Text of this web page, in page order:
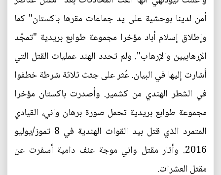
أمن لدينا بوحشية على يد جماعات مقرها باكستان" كما
وإطلاق إسلام أباد مؤخرا مجموعة طوابع بريدية "تمجّد
الإرهابيين والإرهاب". ولم تحدد الهند عمليات القتل التي
أشارت إليها في البيان. عُثر على جثث ثلاثة شرطة خطفوا
في الشطر الهندي من كشمير. وأصدرت باكستان مؤخرا
مجموعة طوابع بريدية تحمل صورة برهان واني، القيادي
المتمرد الذي قتل بيد القوات الهندية في 8 تموز/يوليو
2016. وأثار مقتل واني موجة عنف دامية أسفرت عن
مقتل العشرات.